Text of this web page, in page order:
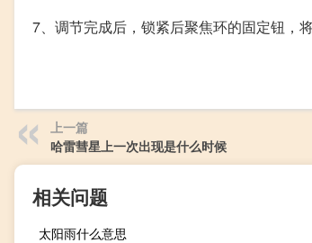
7、调节完成后，锁紧后聚焦环的固定钮，
上一篇
哈雷彗星上一次出现是什么时候
相关问题
太阳雨什么意思